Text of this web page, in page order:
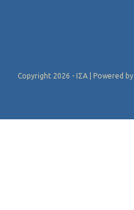
Copyright 2026 - ΙΣΑ | Powered by